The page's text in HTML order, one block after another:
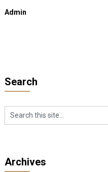
Admin
Search
Archives